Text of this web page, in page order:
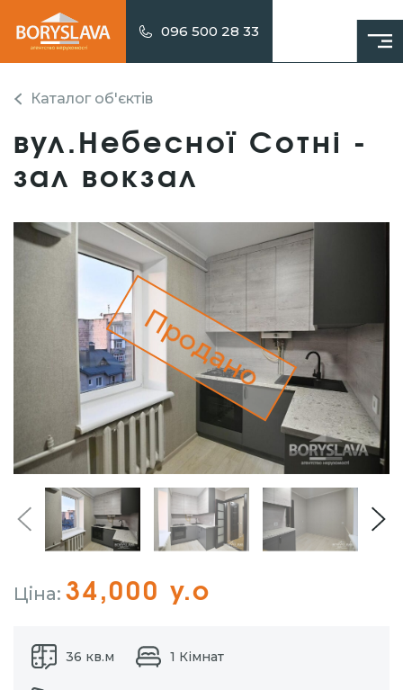
096 500 28 33
Каталог об'єктів
вул.Небесної Сотні -
зал вокзал
Продано
Ціна: 34,000 у.о
36 кв.м 1 Кімнат